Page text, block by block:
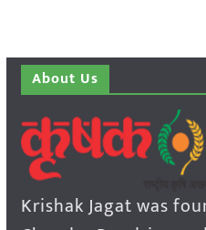
About Us
Krishak Jagat was